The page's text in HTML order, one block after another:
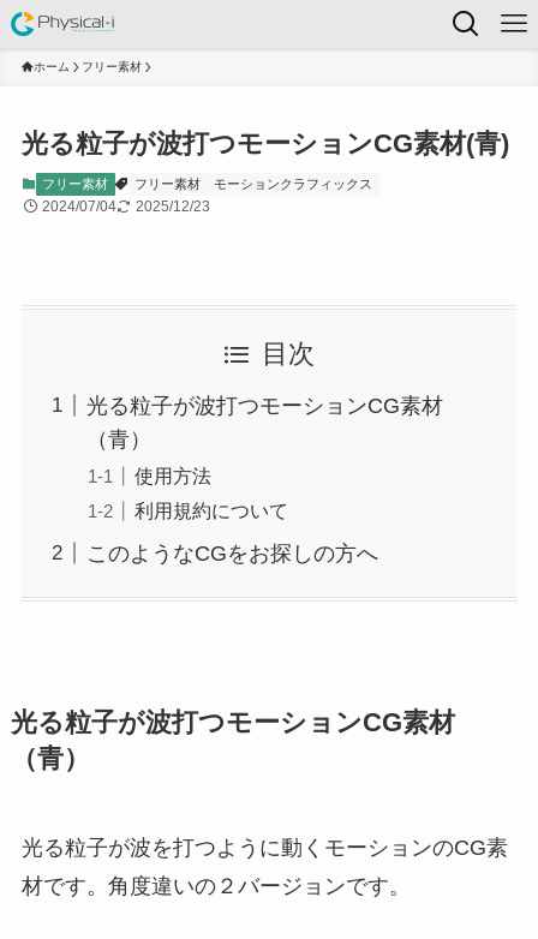
ホーム フリー素材
光る粒子が波打つモーションCG素材(青)
フリー素材 フリー素材 モーションクラフィックス
2024/07/04 2025/12/23
目次
光る粒子が波打つモーションCG素材
（青）
使用方法
利用規約について
このようなCGをお探しの方へ
光る粒子が波打つモーションCG素材
（青）
光る粒子が波を打つように動くモーションのCG素
材です。角度違いの２バージョンです。